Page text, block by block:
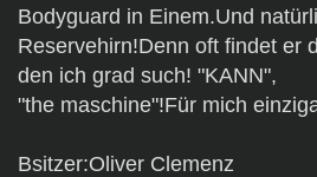
Bodyguard in Einem.Und
Reservehirn!Denn oft findet er
den ich grad such! "KANN",
"the maschine"!Für mich
Bsitzer:Oliver Clemenz